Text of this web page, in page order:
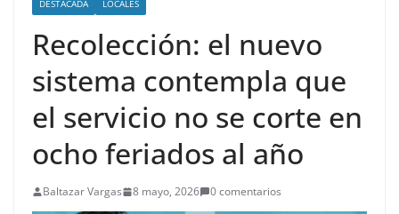
DESTACADA LOCALES
Recolección: el nuevo
sistema contempla que
el servicio no se corte en
ocho feriados al año
Baltazar Vargas 8 mayo, 2026 0 comentarios